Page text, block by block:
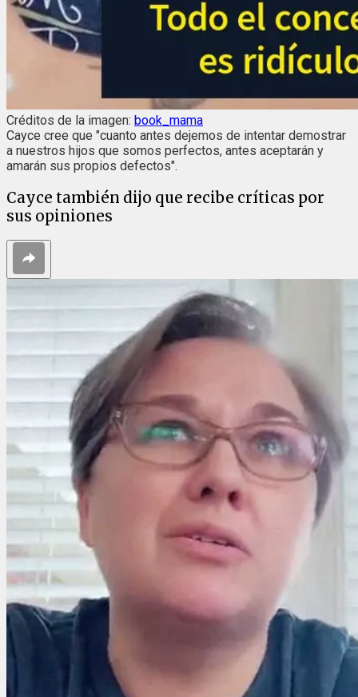
Créditos de la imagen: book_mama
Cayce cree que "cuanto antes dejemos de intentar demostrar
a nuestros hijos que somos perfectos, antes aceptarán y
amarán sus propios defectos".
Cayce también dijo que recibe críticas por
sus opiniones